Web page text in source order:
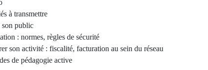
à transmettre
son public
: normes, règles de sécurité
son activité : fiscalité, facturation au sein du réseau
de pédagogie active